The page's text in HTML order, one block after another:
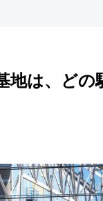
地は、ど